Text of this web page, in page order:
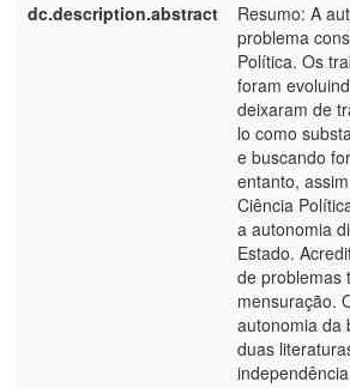
dc.description.abstract
Resumo: A
problema
Política. Os
foram
deixaram de
lo como
e buscando
entanto,
Ciência
a autonomia
Estado.
de problemas
mensuração.
autonomia da
duas